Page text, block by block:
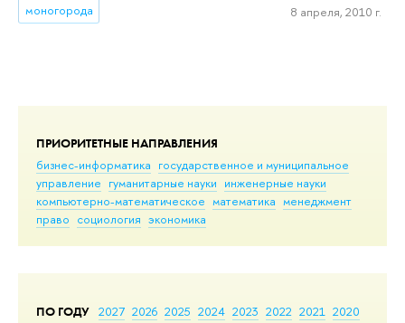
ПРИОРИТЕТНЫЕ НАПРАВЛЕНИЯ
бизнес-информатика государственное и муниципальное
управление гуманитарные науки инженерные науки
компьютерно-математическое математика менеджмент
право социология экономика
ПО ГОДУ 2027 2026 2025 2024 2023 2022 2021 2020
моногорода 8 апреля, 2010 г.